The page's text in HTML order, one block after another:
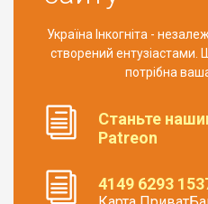
Україна Інкогніта -
створений
потрібна
Станьте
Patreon
4149 6293